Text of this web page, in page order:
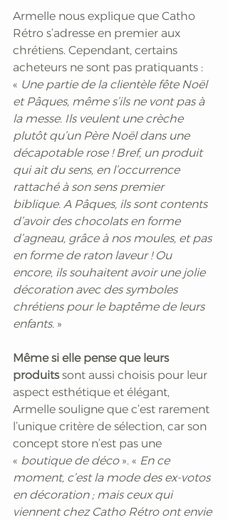
Armelle nous explique que Catho
Rétro s’adresse en premier aux
chrétiens. Cependant, certains
acheteurs ne sont pas pratiquants :
« Une partie de la clientèle fête Noël
et Pâques, même s’ils ne vont pas à
la messe. Ils veulent une crèche
plutôt qu’un Père Noël dans une
décapotable rose ! Bref, un produit
qui ait du sens, en l’occurrence
rattaché à son sens premier
biblique. A Pâques, ils sont contents
d’avoir des chocolats en forme
d’agneau, grâce à nos moules, et pas
en forme de raton laveur ! Ou
encore, ils souhaitent avoir une jolie
décoration avec des symboles
chrétiens pour le baptême de leurs
enfants. »
Même si elle pense que leurs
produits sont aussi choisis pour leur
aspect esthétique et élégant,
Armelle souligne que c’est rarement
l’unique critère de sélection, car son
concept store n’est pas une
« boutique de déco ». « En ce
moment, c’est la mode des ex-votos
en décoration ; mais ceux qui
viennent chez Catho Rétro ont envie